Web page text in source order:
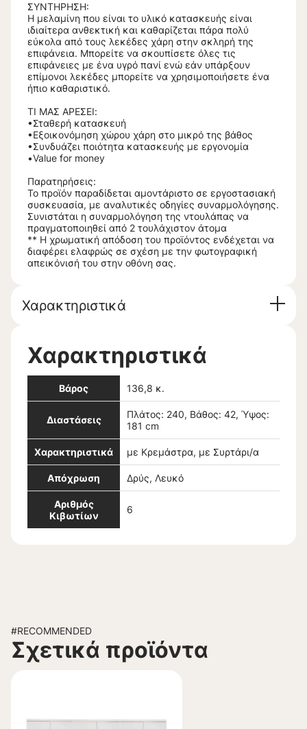
ΣΥΝΤΗΡΗΣΗ:
Η μελαμίνη που είναι το υλικό κατασκευής είναι
ιδιαίτερα ανθεκτική και καθαρίζεται πάρα πολύ
εύκολα από τους λεκέδες χάρη στην σκληρή της
επιφάνεια. Μπορείτε να σκουπίσετε όλες τις
επιφάνειες με ένα υγρό πανί ενώ εάν υπάρξουν
επίμονοι λεκέδες μπορείτε να χρησιμοποιήσετε ένα
ήπιο καθαριστικό.
ΤΙ ΜΑΣ ΑΡΕΣΕΙ:
•Σταθερή κατασκευή
•Εξοικονόμηση χώρου χάρη στο μικρό της βάθος
•Συνδυάζει ποιότητα κατασκευής με εργονομία
•Value for money
Παρατηρήσεις:
Το προϊόν παραδίδεται αμοντάριστο σε εργοστασιακή
συσκευασία, με αναλυτικές οδηγίες συναρμολόγησης.
Συνιστάται η συναρμολόγηση της ντουλάπας να
πραγματοποιηθεί από 2 τουλάχιστον άτομα
** Η χρωματική απόδοση του προϊόντος ενδέχεται να
διαφέρει ελαφρώς σε σχέση με την φωτογραφική
απεικόνισή του στην οθόνη σας.
Χαρακτηριστικά
Χαρακτηριστικά
Βάρος 136,8 κ.
Διαστάσεις
Πλάτος: 240, Βάθος: 42, Ύψος:
181 cm
Χαρακτηριστικά με Κρεμάστρα, με Συρτάρι/α
Απόχρωση Δρύς, Λευκό
Αριθμός
Κιβωτίων
6
#RECOMMENDED
Σχετικά προϊόντα